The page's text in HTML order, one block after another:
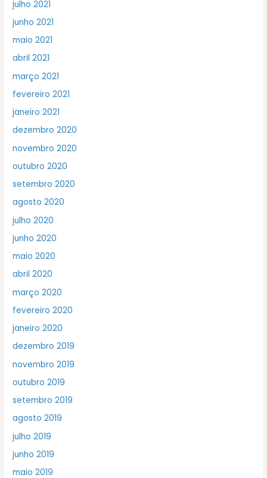
julho 2021
junho 2021
maio 2021
abril 2021
março 2021
fevereiro 2021
janeiro 2021
dezembro 2020
novembro 2020
outubro 2020
setembro 2020
agosto 2020
julho 2020
junho 2020
maio 2020
abril 2020
março 2020
fevereiro 2020
janeiro 2020
dezembro 2019
novembro 2019
outubro 2019
setembro 2019
agosto 2019
julho 2019
junho 2019
maio 2019